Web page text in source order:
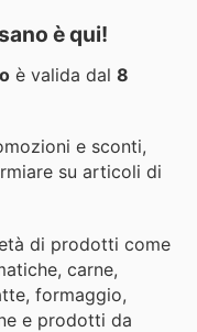
è qui!
è valida dal 8
e sconti,
su articoli di
di prodotti come
carne,
formaggio,
e prodotti da